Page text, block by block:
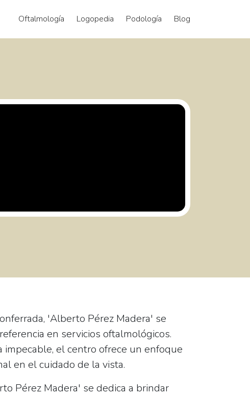
Oftalmología Logopedia Podología Blog
'Alberto Pérez Madera' se
en servicios oftalmológicos.
impecable, el centro ofrece un enfoque
en el cuidado de la vista.
Pérez Madera' se dedica a brindar